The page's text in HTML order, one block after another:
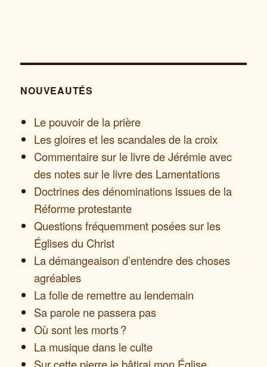
NOUVEAUTÉS
Le pouvoir de la prière
Les gloires et les scandales de la croix
Commentaire sur le livre de Jérémie avec
des notes sur le livre des Lamentations
Doctrines des dénominations issues de la
Réforme protestante
Questions fréquemment posées sur les
Églises du Christ
La démangeaison d’entendre des choses
agréables
La folie de remettre au lendemain
Sa parole ne passera pas
Où sont les morts ?
La musique dans le culte